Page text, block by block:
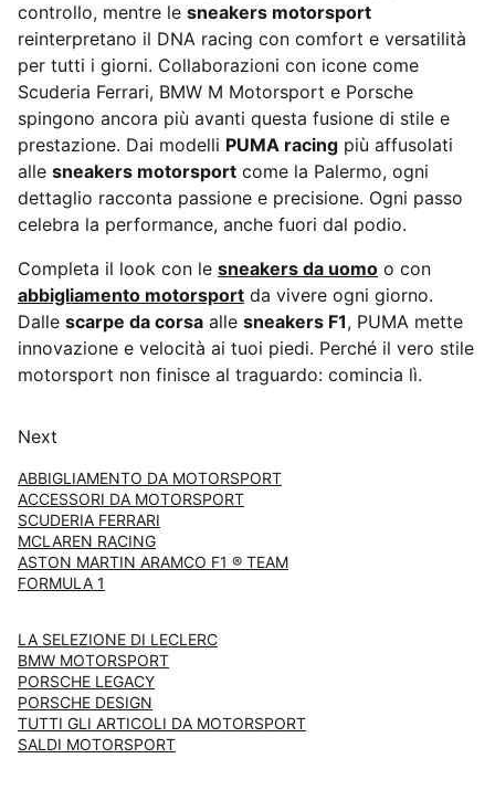
controllo, mentre le sneakers motorsport
reinterpretano il DNA racing con comfort e versatilità
per tutti i giorni. Collaborazioni con icone come
Scuderia Ferrari, BMW M Motorsport e Porsche
spingono ancora più avanti questa fusione di stile e
prestazione. Dai modelli PUMA racing più affusolati
alle sneakers motorsport come la Palermo, ogni
dettaglio racconta passione e precisione. Ogni passo
celebra la performance, anche fuori dal podio.
Completa il look con le sneakers da uomo o con
abbigliamento motorsport da vivere ogni giorno.
Dalle scarpe da corsa alle sneakers F1, PUMA mette
innovazione e velocità ai tuoi piedi. Perché il vero stile
motorsport non finisce al traguardo: comincia lì.
Next
ABBIGLIAMENTO DA MOTORSPORT
ACCESSORI DA MOTORSPORT
SCUDERIA FERRARI
MCLAREN RACING
ASTON MARTIN ARAMCO F1 ® TEAM
FORMULA 1
LA SELEZIONE DI LECLERC
BMW MOTORSPORT
PORSCHE LEGACY
PORSCHE DESIGN
TUTTI GLI ARTICOLI DA MOTORSPORT
SALDI MOTORSPORT